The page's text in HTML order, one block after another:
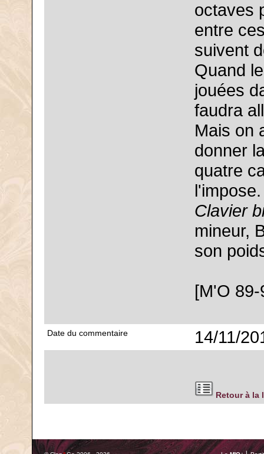
octaves
entre
suivent
Quand
jouées
faudra
Mais on
donner
quatre
Clavier
mineur,
son
[M'O
Date du commentaire 14/11/
Retour à la